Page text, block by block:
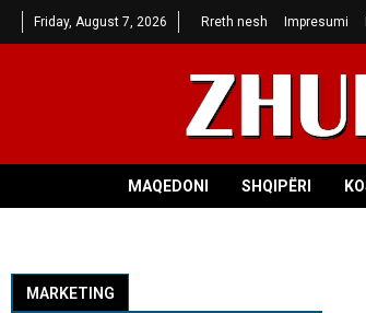
Friday, August 7, 2026 Rreth nesh Impresumi
MAQEDONI SHQIPËRI
MARKETING